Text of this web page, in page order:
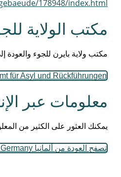
178948/index.html
مكتب الولاية
مكتب ولاية بايرن للجوء
für Asyl und Rückführungen
‏معلومات عبر
‏يمكنك العثور على الكثير من
تصفح العودة من ألمانيا Returning from Germany